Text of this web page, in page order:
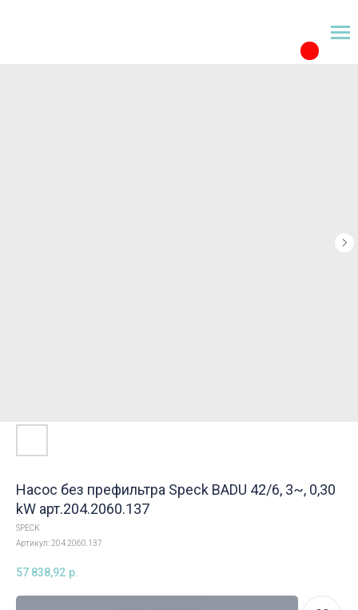
Насос без префильтра Speck BADU 42/6, 3~, 0,30
kW арт.204.2060.137
SPECK
Артикул: 204.2060.137
57 838,92 р.